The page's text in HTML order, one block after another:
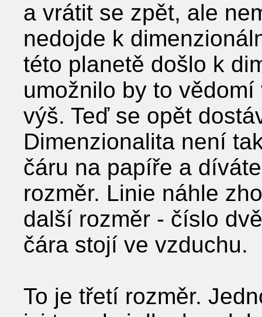
a vrátit se zpět, ale
nedojde k
této planetě došlo k
umožnilo by to
výš. Teď se opět
Dimenzionalita není
čáru na papíře a
rozměr. Linie náhle
další rozměr - číslo
čára stojí ve vzduchu.
To je třetí rozměr.